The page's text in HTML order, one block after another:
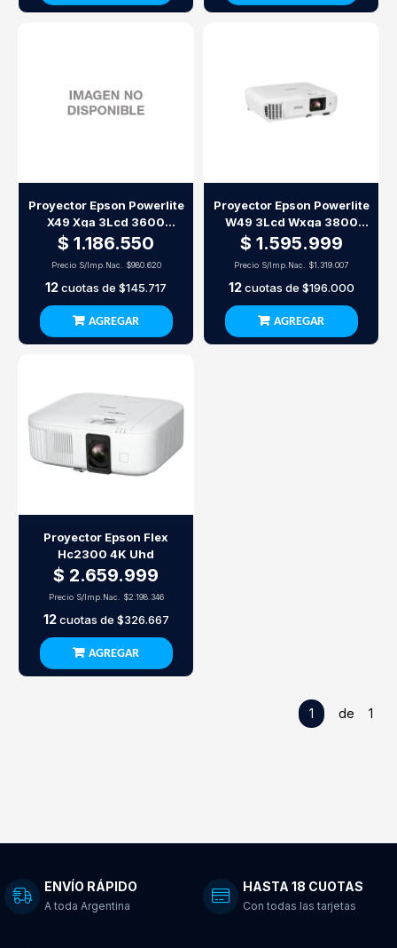
Proyector Epson Powerlite
X49 Xga 3Lcd 3600
Lúmenes
$ 1.186.550
Precio S/Imp.Nac. $980.620
12cuotas de $145.717
AGREGAR
Proyector Epson Powerlite
W49 3Lcd Wxga 3800
Lúmenes
$ 1.595.999
Precio S/Imp.Nac. $1.319.007
12cuotas de $196.000
AGREGAR
Proyector Epson Flex
Hc2300 4K Uhd
$ 2.659.999
Precio S/Imp.Nac. $2.198.346
12cuotas de $326.667
AGREGAR
1 de 1
ENVÍO RÁPIDO
A toda Argentina
HASTA 18 CUOTAS
Con todas las tarjetas